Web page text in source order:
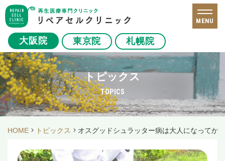
大阪院 東京院 札幌院
MENU
トピックス
TOPICS
HOME トピックス オスグッドシュラッター病は大人になってか